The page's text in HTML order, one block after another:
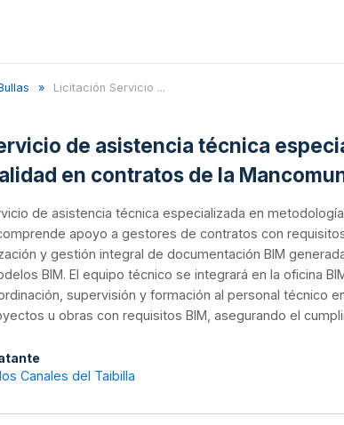
Licitación Servicio ...
de asistencia técnica
en contratos de la
de asistencia técnica especializada en
apoyo a gestores de contratos con
y gestión integral de documentación BIM
BIM. El equipo técnico se integrará en la oficina
supervisión y formación al personal técnico
u obras con requisitos BIM, asegurando el
Canales del Taibilla